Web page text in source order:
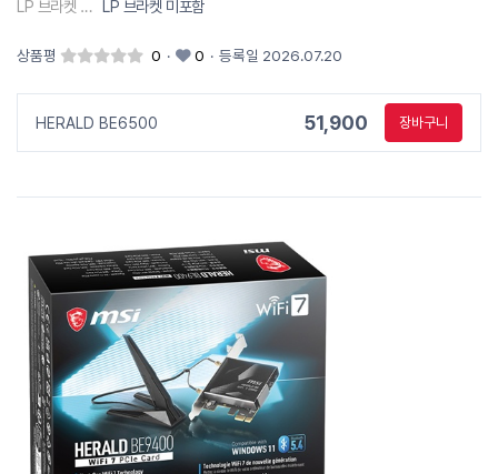
LP 브라켓 유무 LP 브라켓 미포함
상품평 0 · 0 · 등록일 2026.07.20
HERALD BE6500 51,900 장바구니